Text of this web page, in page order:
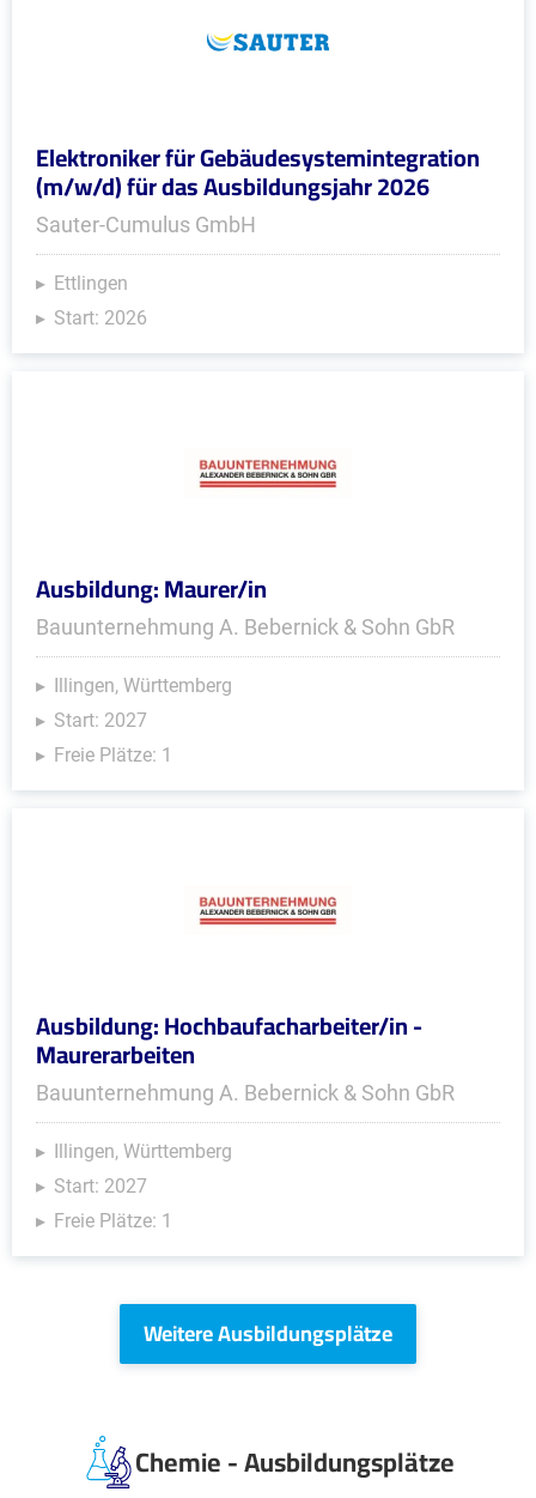
Elektroniker für Gebäudesystemintegration
(m/w/d) für das Ausbildungsjahr 2026
Sauter-Cumulus GmbH
Ettlingen
Start: 2026
Ausbildung: Maurer/in
Bauunternehmung A. Bebernick & Sohn GbR
Illingen, Württemberg
Start: 2027
Freie Plätze: 1
Ausbildung: Hochbaufacharbeiter/in -
Maurerarbeiten
Bauunternehmung A. Bebernick & Sohn GbR
Illingen, Württemberg
Start: 2027
Freie Plätze: 1
Weitere Ausbildungsplätze
Chemie - Ausbildungsplätze